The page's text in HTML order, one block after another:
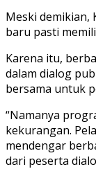
Meski demikian,
baru pasti
Karena itu,
dalam dialog
bersama untuk
“Namanya
kekurangan.
mendengar
dari peserta